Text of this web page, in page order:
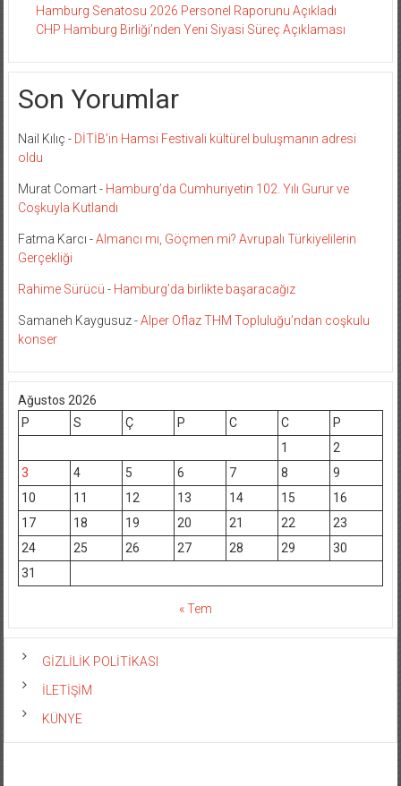
Hamburg Senatosu 2026 Personel Raporunu Açıkladı
CHP Hamburg Birliği’nden Yeni Siyasi Süreç Açıklaması
Son Yorumlar
Nail Kılıç - DİTİB’in Hamsi Festivali kültürel buluşmanın adresi
oldu
Murat Comart- Hamburg’da Cumhuriyetin 102. Yılı Gurur ve
Coşkuyla Kutlandı
Fatma Karcı -Almancı mı, Göçmen mi? Avrupalı Türkiyelilerin
Gerçekliği
Rahime Sürücü - Hamburg’da birlikte başaracağız
Samaneh Kaygusuz-Alper Oflaz THM Topluluğu’ndan coşkulu
konser
Ağustos 2026
P
S Ç P C C
P
1
2
3
4 5 6 7 8
9
10
11 12 13 14 15
16
17
18 19 20 21 22
23
24
25 26 27 28 29
30
31
« Tem
GİZLİLİK POLİTİKASI
İLETİŞİM
KÜNYE